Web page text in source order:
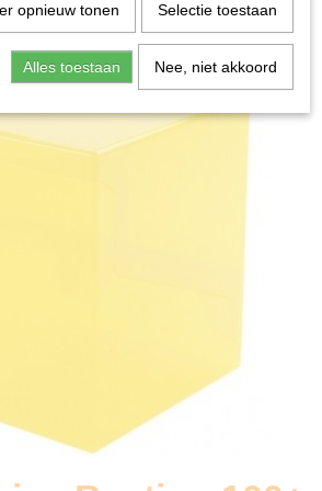
>Accessoires
Gamegenic -
opnieuw tonen Selectie toestaan
Alles toestaan Nee, niet akkoord